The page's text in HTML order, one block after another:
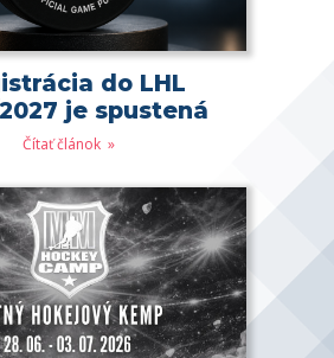
do LHL
je spustená
Čítať článok